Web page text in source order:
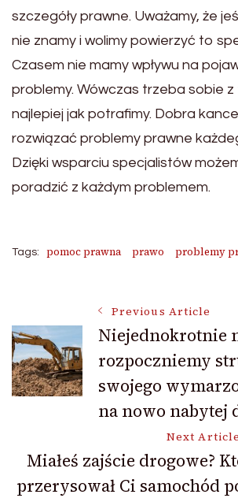
szczegóły prawne. Uważamy, że
nie znamy i wolimy powierzyć to
Czasem nie mamy wpływu na
problemy. Wówczas trzeba sobie
najlepiej jak potrafimy. Dobra
rozwiązać problemy prawne
Dzięki wsparciu specjalistów
poradzić z każdym problemem.
Tags: pomoc prawna prawo problemy
Post
Navigation
Previous Article
Niejednokrotnie
rozpoczniemy
swojego
na nowo nabytej
Next Article
Miałeś zajście drogowe?
przerysował Ci samochód